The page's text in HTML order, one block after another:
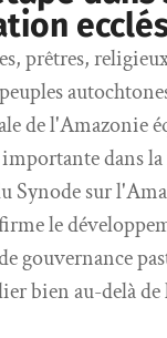
prêtres,
de l'Amazonie
importante dans
Synode sur
le
gouvernance
bien au-delà